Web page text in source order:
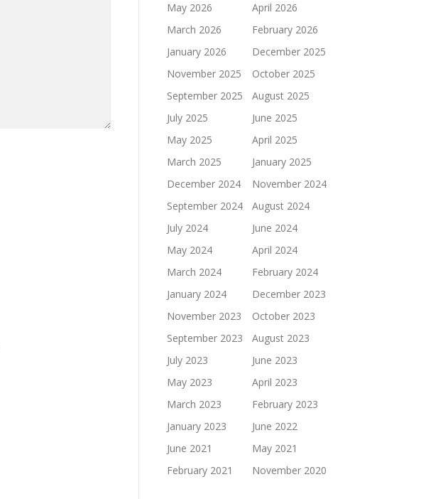
May 2026
April 2026
March 2026
February 2026
January 2026
December 2025
November 2025
October 2025
September 2025
August 2025
July 2025
June 2025
May 2025
April 2025
March 2025
January 2025
December 2024
November 2024
September 2024
August 2024
July 2024
June 2024
May 2024
April 2024
March 2024
February 2024
January 2024
December 2023
November 2023
October 2023
September 2023
August 2023
July 2023
June 2023
May 2023
April 2023
March 2023
February 2023
January 2023
June 2022
June 2021
May 2021
February 2021
November 2020